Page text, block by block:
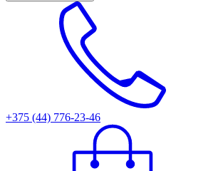
+375 (44) 776-23-46